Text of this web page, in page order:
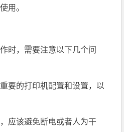
用。
时，需要注意以下几个问
要的打印机配置和设置，以
应该避免断电或者人为干